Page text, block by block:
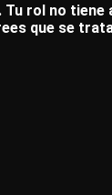
Tu rol no
que se